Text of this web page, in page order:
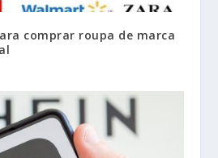
comprar roupa de marca